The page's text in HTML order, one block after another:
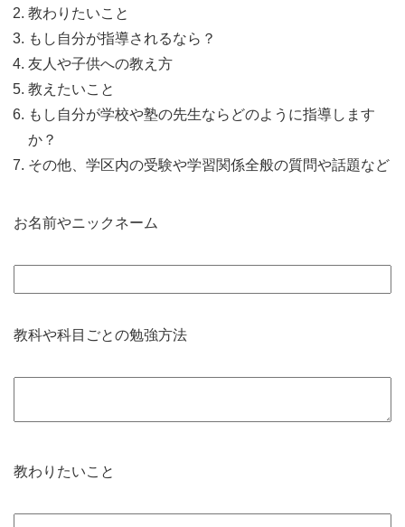
教わりたいこと
もし自分が指導されるなら？
友人や子供への教え方
教えたいこと
もし自分が学校や塾の先生ならどのように指導します
か？
その他、学区内の受験や学習関係全般の質問や話題など
お名前やニックネーム
教科や科目ごとの勉強方法
教わりたいこと